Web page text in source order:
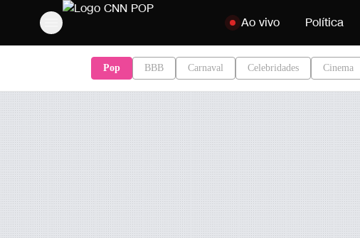
Pular para o conteúdo
Ao vivo Política
Pop BBB Carnaval Celebridades Cinema